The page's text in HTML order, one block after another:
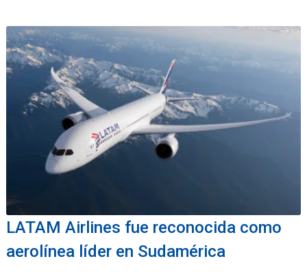
LATAM Airlines fue reconocida como
aerolínea líder en Sudamérica